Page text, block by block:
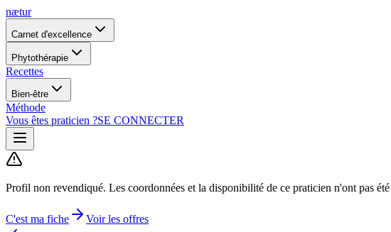
nætur
Carnet d'excellence
Phytothérapie
Recettes
Bien-être
Méthode
Vous êtes praticien ?SE CONNECTER
Profil non revendiqué. Les coordonnées et la disponibilité de ce praticien n'ont pas
C'est ma fiche
Voir les offres